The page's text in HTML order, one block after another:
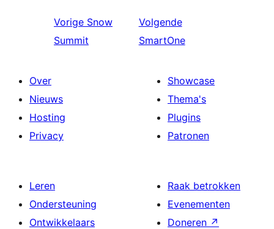
Vorige Snow
Summit
Volgende
SmartOne
Over
Nieuws
Hosting
Privacy
Showcase
Thema's
Plugins
Patronen
Leren
Ondersteuning
Ontwikkelaars
Raak betrokken
Evenementen
Doneren ↗